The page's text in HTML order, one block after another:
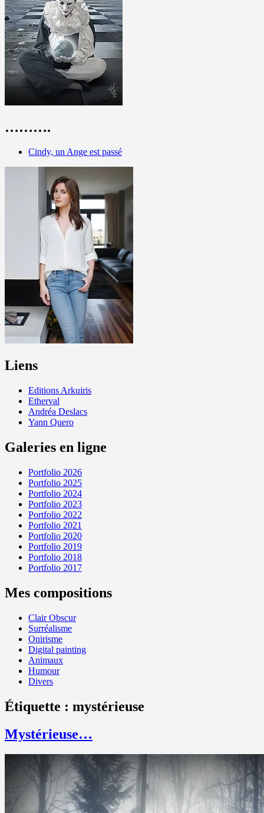
……….
Cindy, un Ange est passé
Liens
Editions Arkuiris
Etherval
Andréa Deslacs
Yann Quero
Galeries en ligne
Portfolio 2026
Portfolio 2025
Portfolio 2024
Portfolio 2023
Portfolio 2022
Portfolio 2021
Portfolio 2020
Portfolio 2019
Portfolio 2018
Portfolio 2017
Mes compositions
Clair Obscur
Surréalisme
Onirisme
Digital painting
Animaux
Humour
Divers
Étiquette : mystérieuse
Mystérieuse…